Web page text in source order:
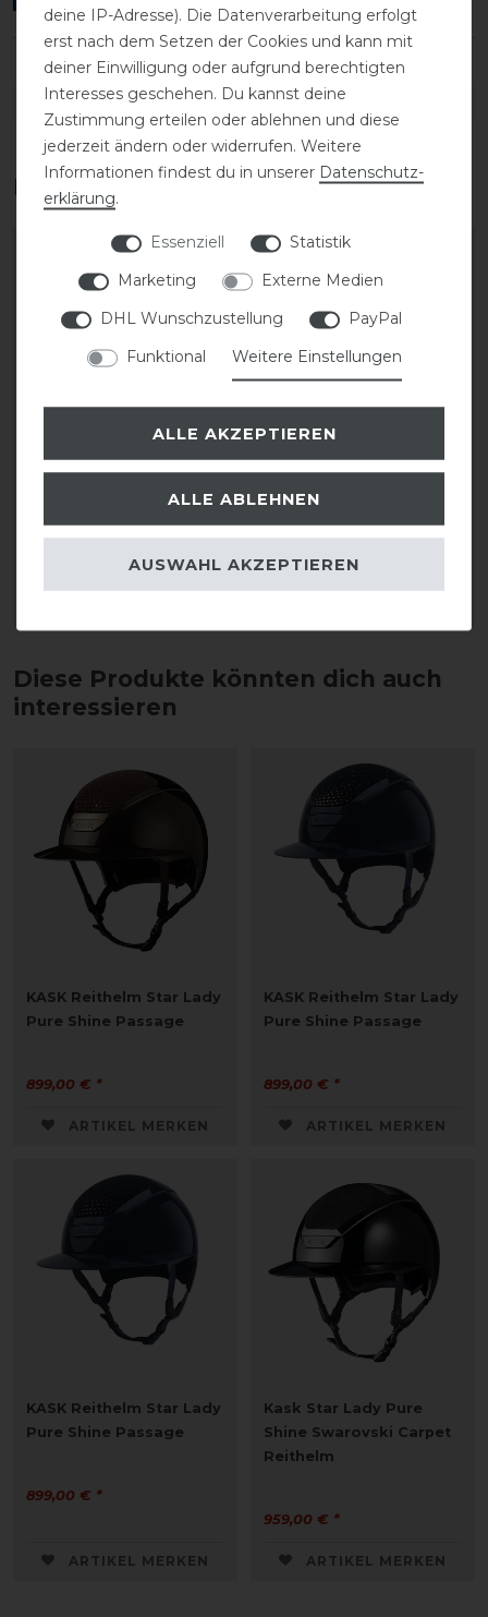
DETAILS ZUR PRODUKTSICHERHEIT
Das perfekte Zubehör für dich
KASK Grooms 26L
KASK Helmrucksack
35,00 € *
Diese Produkte könnten dich auch
interessieren
KASK Reithelm Star Lady
Pure Shine Passage
899,00 € *
ARTIKEL MERKEN
KASK Reithelm Star Lady
Pure Shine Passage
899,00 € *
ARTIKEL MERKEN
KASK Reithelm Star Lady
Pure Shine Passage
899,00 € *
ARTIKEL MERKEN
Kask Star Lady Pure
Shine Swarovski Carpet
Reithelm
959,00 € *
ARTIKEL MERKEN
deine IP-Adresse). Die Datenverarbeitung erfolgt
erst nach dem Setzen der Cookies und kann mit
deiner Einwilligung oder aufgrund berechtigten
Interesses geschehen. Du kannst deine
Zustimmung erteilen oder ablehnen und diese
jederzeit ändern oder widerrufen. Weitere
Informationen findest du in unserer Daten­schutz­
erklärung.
Essenziell
Statistik
Marketing
Externe Medien
DHL Wunschzustellung
PayPal
Funktional
Weitere Einstellungen
ALLE AKZEPTIEREN
ALLE ABLEHNEN
AUSWAHL AKZEPTIEREN